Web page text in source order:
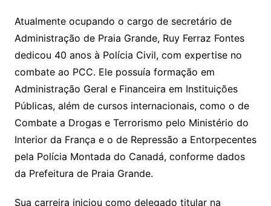
Atualmente ocupando o cargo de secretário de
Administração de Praia Grande, Ruy Ferraz Fontes
dedicou 40 anos à Polícia Civil, com expertise no
combate ao PCC. Ele possuía formação em
Administração Geral e Financeira em Instituições
Públicas, além de cursos internacionais, como o de
Combate a Drogas e Terrorismo pelo Ministério do
Interior da França e o de Repressão a Entorpecentes
pela Polícia Montada do Canadá, conforme dados
da Prefeitura de Praia Grande.
Sua carreira iniciou como delegado titular na